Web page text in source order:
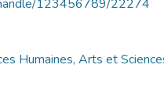
123456789/22274
Humaines, Arts et